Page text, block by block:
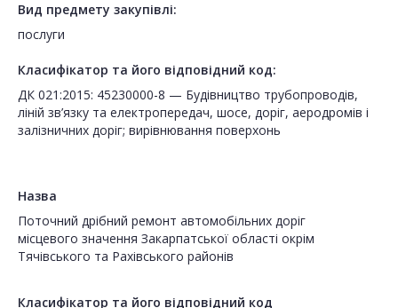
Вид предмету закупівлі:
послуги
Класифікатор та його відповідний код:
ДК 021:2015: 45230000-8 — Будівництво трубопроводів,
ліній зв’язку та електропередач, шосе, доріг, аеродромів і
залізничних доріг; вирівнювання поверхонь
Назва
Поточний дрібний ремонт автомобільних доріг
місцевого значення Закарпатської області окрім
Тячівського та Рахівського районів
Класифікатор та його відповідний код